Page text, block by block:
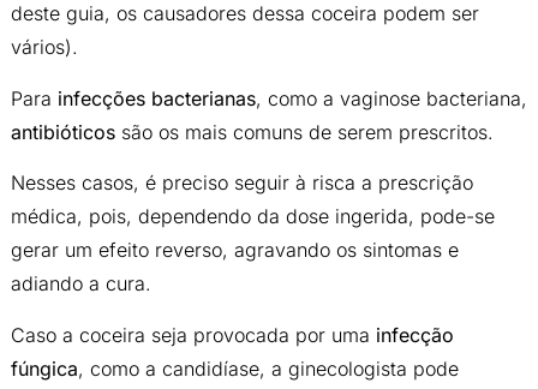
deste guia, os causadores dessa coceira podem ser
vários).
Para infecções bacterianas, como a vaginose bacteriana,
antibióticossão os mais comuns de serem prescritos.
Nesses casos, é preciso seguir à risca a prescrição
médica, pois, dependendo da dose ingerida, pode-se
gerar um efeito reverso, agravando os sintomas e
adiando a cura.
Caso a coceira seja provocada por uma infecção
fúngica, como a candidíase, a ginecologista pode